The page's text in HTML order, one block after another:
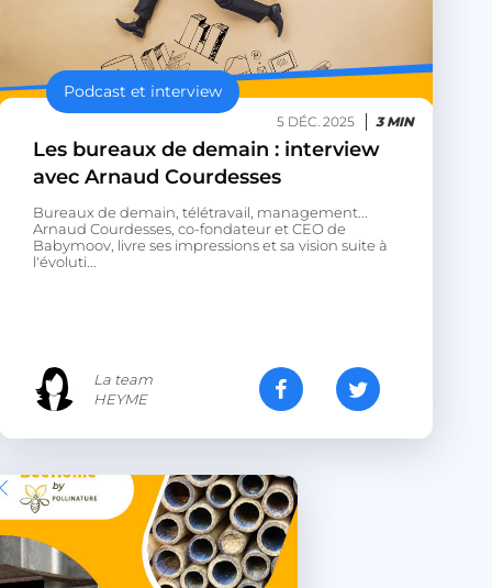
5 DÉC. 2025 3 MIN
Podcast et interview
Les bureaux de demain : interview
avec Arnaud Courdesses
Bureaux de demain, télétravail, management...
Arnaud Courdesses, co-fondateur et CEO de
Babymoov, livre ses impressions et sa vision suite à
l'évoluti...
La team
HEYME